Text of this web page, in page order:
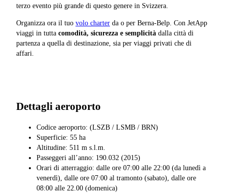
terzo evento più grande di questo genere in Svizzera.
Organizza ora il tuo volo charter da o per Berna-Belp. Con JetApp
viaggi in tutta comodità, sicurezza e semplicità dalla città di
partenza a quella di destinazione, sia per viaggi privati che di
affari.
Dettagli aeroporto
Codice aeroporto: (LSZB / LSMB / BRN)
Superficie: 55 ha
Altitudine: 511 m s.l.m.
Passeggeri all’anno: 190.032 (2015)
Orari di atterraggio: dalle ore 07:00 alle 22:00 (da lunedì a
venerdì), dalle ore 07:00 al tramonto (sabato), dalle ore
08:00 alle 22.00 (domenica)